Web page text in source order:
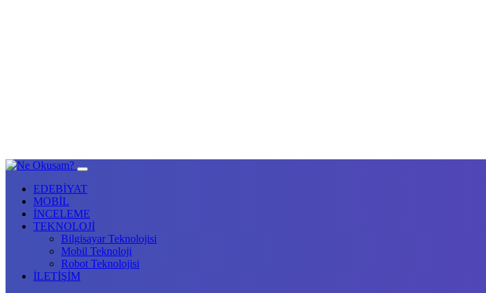
EDEBİYAT
MOBİL
İNCELEME
TEKNOLOJİ
Bilgisayar Teknolojisi
Mobil Teknoloji
Robot Teknolojisi
İLETİŞİM